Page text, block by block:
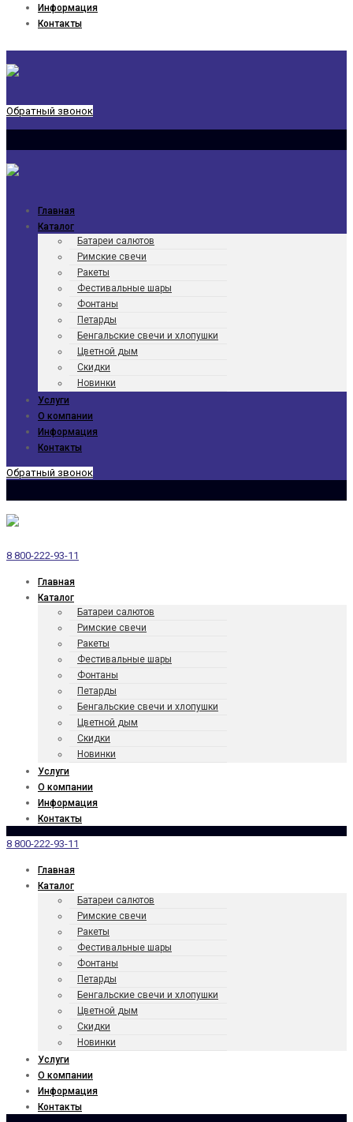
Информация
Контакты
Обратный звонок
Главная
Каталог
Батареи салютов
Римские свечи
Ракеты
Фести­валь­ные шары
Фонтаны
Петарды
Бенгаль­ские свечи и хлопушки
Цветной дым
Скидки
Новинки
Услуги
О компании
Информация
Контакты
Обратный звонок
8 800-222-93-11
Главная
Каталог
Батареи салютов
Римские свечи
Ракеты
Фести­валь­ные шары
Фонтаны
Петарды
Бенгаль­ские свечи и хлопушки
Цветной дым
Скидки
Новинки
Услуги
О компании
Информация
Контакты
8 800-222-93-11
Главная
Каталог
Батареи салютов
Римские свечи
Ракеты
Фести­валь­ные шары
Фонтаны
Петарды
Бенгаль­ские свечи и хлопушки
Цветной дым
Скидки
Новинки
Услуги
О компании
Информация
Контакты